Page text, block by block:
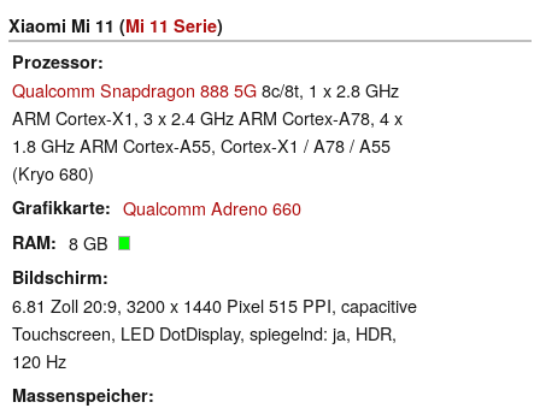
Xiaomi Mi 11 (Mi 11 Serie)
Prozessor
Qualcomm Snapdragon 888 5G8c/8t, 1 x 2.8 GHz
ARM Cortex-X1, 3 x 2.4 GHz ARM Cortex-A78, 4 x
1.8 GHz ARM Cortex-A55, Cortex-X1 / A78 / A55
(Kryo 680)
Grafikkarte Qualcomm Adreno 660
RAM 8 GB
Bildschirm
6.81 Zoll 20:9, 3200 x 1440 Pixel 515 PPI, capacitive
Touchscreen, LED DotDisplay, spiegelnd: ja, HDR,
120 Hz
Massenspeicher